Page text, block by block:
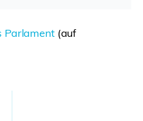
Parlament (auf